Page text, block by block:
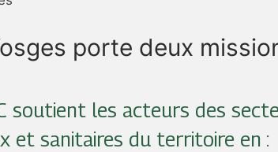
porte deux
soutient les acteurs des
et sanitaires du territoire en :